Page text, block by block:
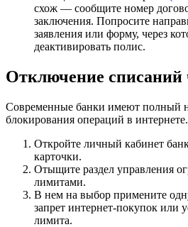
схож — сообщите номер
заключения. Попросите
заявления или форму, через
деактивировать полис.
Отключение списаний
Современные банки имеют полный
блокирования операций в
Откройте личный кабинет
карточки.
Отыщите раздел управления
лимитами.
В нем на выбор примените
запрет интернет-покупок или
лимита.